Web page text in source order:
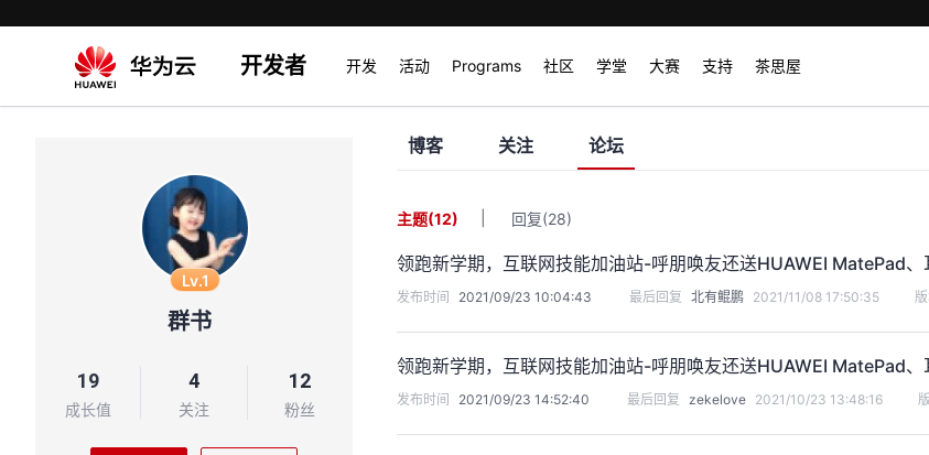
开发者 开发 活动 Programs 社区 学堂 大赛 支持 茶思屋
Lv.1
群书
19
成长值
4
关注
12
粉丝
博客 关注 论坛
主题(12) 回复(28)
领跑新学期，互联网技能加油站-呼朋唤友还送HUAWEI MatePad、
发布时间 2021/09/23 10:04:43 最后回复 北有鲲鹏 2021/11/08 17:50:35
领跑新学期，互联网技能加油站-呼朋唤友还送HUAWEI MatePad、
发布时间 2021/09/23 14:52:40 最后回复 zekelove 2021/10/23 13:48:16